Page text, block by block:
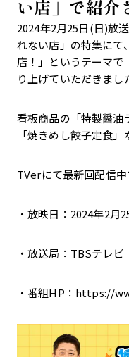
い店」で紹介
2024年2月25日(日)放
れない店」の特集にて
店！」というテーマで
り上げていただきまし
看板商品の「特製醤油
「焼きめし餃子定食
TVerにて最新回配信中
・放映日：2024年2月
・放送局：TBSテレビ
・番組HP：https://